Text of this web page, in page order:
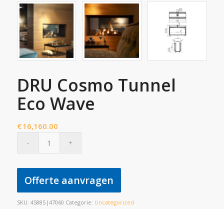
DRU Cosmo Tunnel
Eco Wave
€16,160.00
Offerte aanvragen
SKU: 45885|47060 Categorie: Uncategorized